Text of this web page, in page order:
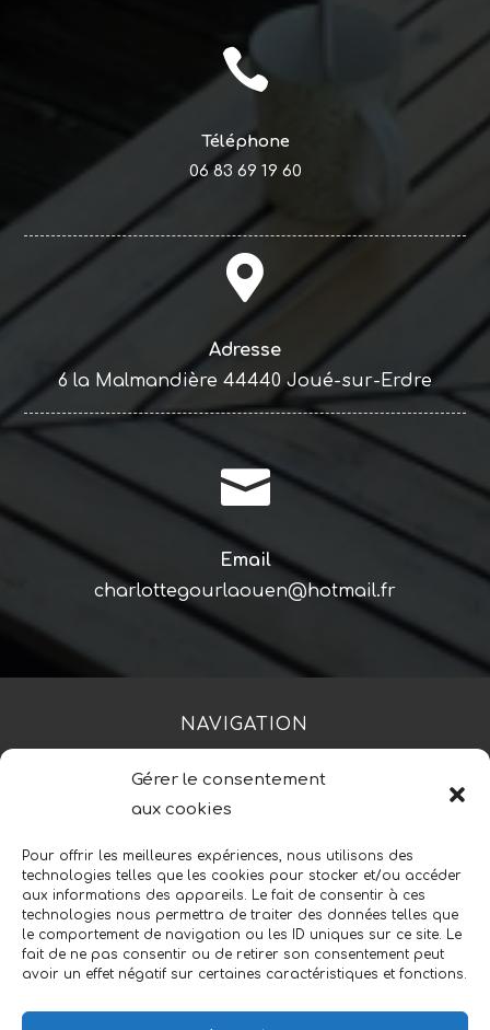
Gérer le consentement
aux cookies
Pour offrir les meilleures expériences, nous utilisons des
technologies telles que les cookies pour stocker et/ou accéder
aux informations des appareils. Le fait de consentir à ces
technologies nous permettra de traiter des données telles que
le comportement de navigation ou les ID uniques sur ce site. Le
fait de ne pas consentir ou de retirer son consentement peut
avoir un effet négatif sur certaines caractéristiques et fonctions.

Téléphone
06 83 69 19 60

Adresse
6 la Malmandière 44440 Joué-sur-Erdre

Email
charlottegourlaouen@hotmail.fr
NAVIGATION
RÉALISATION